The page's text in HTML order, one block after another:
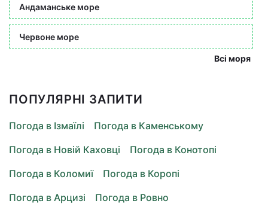
Андаманське море
Червоне море
Всі моря
ПОПУЛЯРНІ ЗАПИТИ
Погода в Ізмаїлі
Погода в Каменському
Погода в Новій Каховці
Погода в Конотопі
Погода в Коломиї
Погода в Коропі
Погода в Арцизі
Погода в Ровно